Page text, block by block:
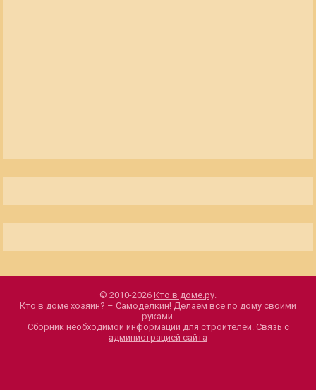
© 2010-2026 Кто в доме.ру.
Кто в доме хозяин? – Самоделкин! Делаем все по дому своими
руками.
Сборник необходимой информации для строителей. Связь с
администрацией сайта